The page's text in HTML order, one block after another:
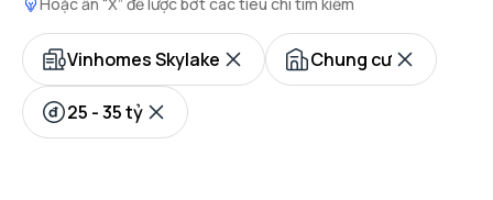
Vinhomes Skylake Chung cư
25 - 35 tỷ